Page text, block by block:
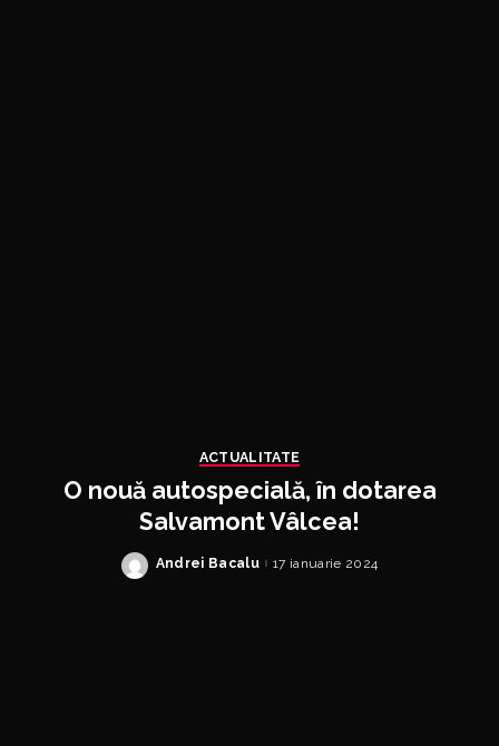
ACTUALITATE
O nouă autospecială, în dotarea
Salvamont Vâlcea!
Posted
Andrei Bacalu 17 ianuarie 2024